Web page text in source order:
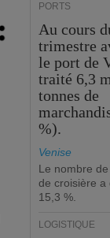
PORTS
Au cours
trimestre
le port de
traité 6,3
tonnes de
%).
Venise
Le nombre
de croisière a
15,3 %.
LOGISTIQUE